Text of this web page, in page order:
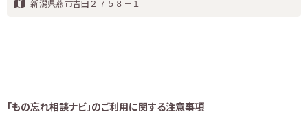
新潟県燕市吉田２７５８－１
「もの忘れ相談ナビ」のご利用に関する注意事項